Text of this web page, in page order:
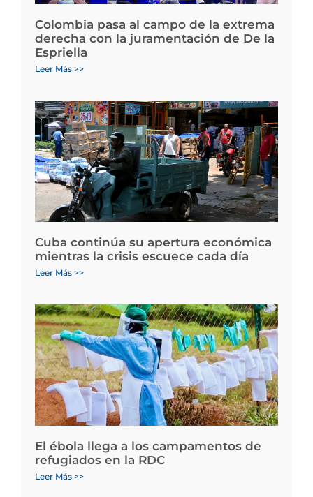
Colombia pasa al campo de la extrema
derecha con la juramentación de De la
Espriella
Leer Más >>
Cuba continúa su apertura económica
mientras la crisis escuece cada día
Leer Más >>
El ébola llega a los campamentos de
refugiados en la RDC
Leer Más >>